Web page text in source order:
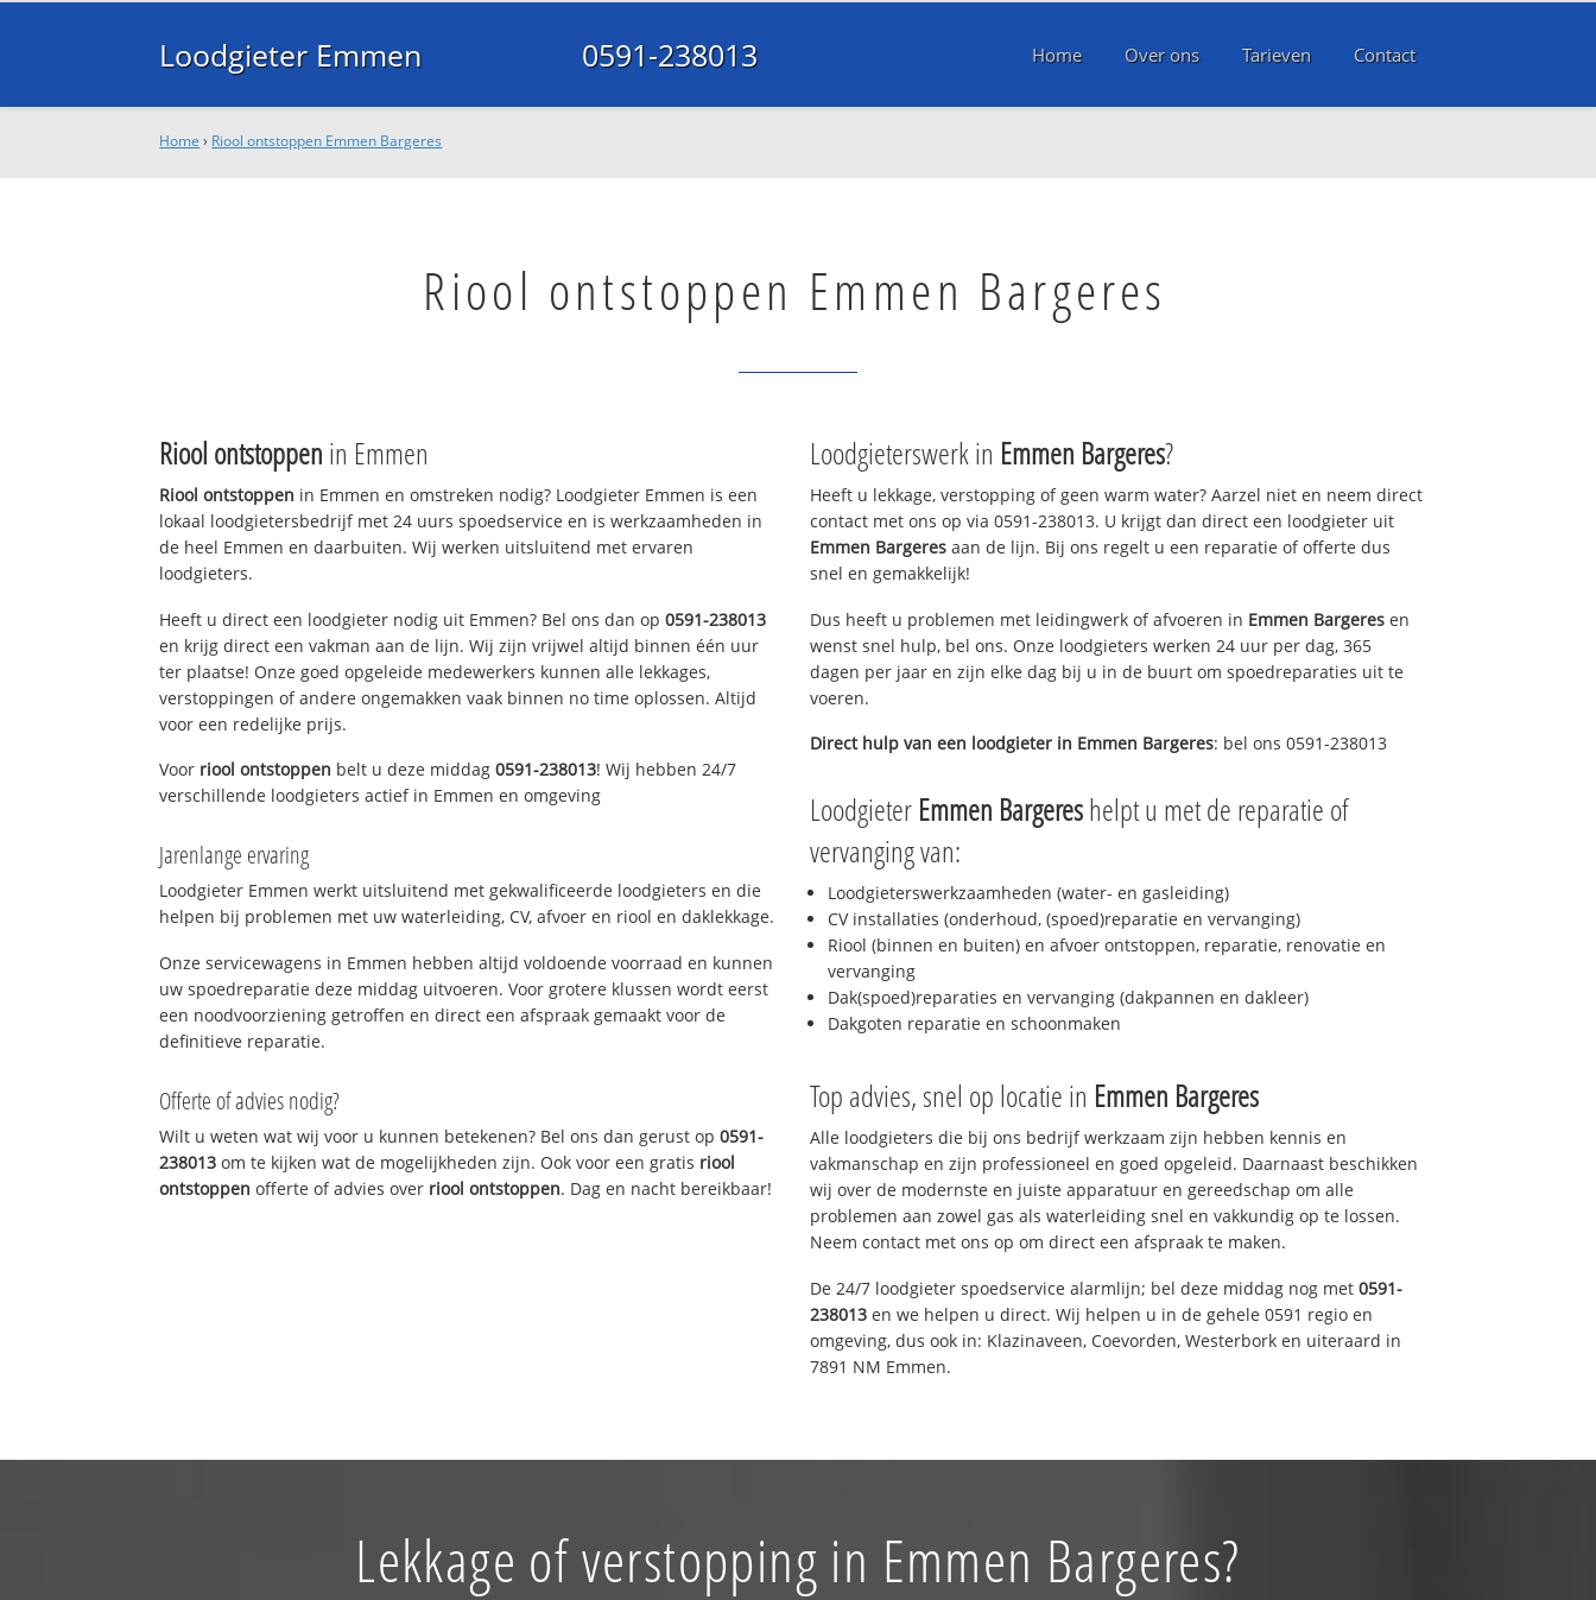
Loodgieter Emmen 0591-238013 Home Over ons Tarieven Contact
Home › Riool ontstoppen Emmen Bargeres
Riool ontstoppen Emmen Bargeres
Riool ontstoppen in Emmen
Riool ontstoppen in Emmen en omstreken nodig? Loodgieter Emmen is een
lokaal loodgietersbedrijf met 24 uurs spoedservice en is werkzaamheden in
de heel Emmen en daarbuiten. Wij werken uitsluitend met ervaren
loodgieters.
Heeft u direct een loodgieter nodig uit Emmen? Bel ons dan op0591-238013
en krijg direct een vakman aan de lijn. Wij zijn vrijwel altijd binnen één uur
ter plaatse! Onze goed opgeleide medewerkers kunnen alle lekkages,
verstoppingen of andere ongemakken vaak binnen no time oplossen. Altijd
voor een redelijke prijs.
Voor riool ontstoppen belt u deze middag0591-238013! Wij hebben 24/7
verschillende loodgieters actief in Emmen en omgeving
Jarenlange ervaring
Loodgieter Emmen werkt uitsluitend met gekwalificeerde loodgieters en die
helpen bij problemen met uw waterleiding, CV, afvoer en riool en daklekkage.
Onze servicewagens in Emmen hebben altijd voldoende voorraad en kunnen
uw spoedreparatie deze middag uitvoeren. Voor grotere klussen wordt eerst
een noodvoorziening getroffen en direct een afspraak gemaakt voor de
definitieve reparatie.
Offerte of advies nodig?
Wilt u weten wat wij voor u kunnen betekenen? Bel ons dan gerust op0591-
238013 om te kijken wat de mogelijkheden zijn. Ook voor een gratis riool
ontstoppen offerte of advies over riool ontstoppen. Dag en nacht bereikbaar!
Loodgieterswerk in Emmen Bargeres?
Heeft u lekkage, verstopping of geen warm water? Aarzel niet en neem direct
contact met ons op via 0591-238013. U krijgt dan direct een loodgieter uit
Emmen Bargeres aan de lijn. Bij ons regelt u een reparatie of offerte dus
snel en gemakkelijk!
Dus heeft u problemen met leidingwerk of afvoeren in Emmen Bargeres en
wenst snel hulp, bel ons. Onze loodgieters werken 24 uur per dag, 365
dagen per jaar en zijn elke dag bij u in de buurt om spoedreparaties uit te
voeren.
Direct hulp van een loodgieter in Emmen Bargeres: bel ons 0591-238013
Loodgieter Emmen Bargereshelpt u met de reparatie of
vervanging van:
Loodgieterswerkzaamheden (water- en gasleiding)
CV installaties (onderhoud, (spoed)reparatie en vervanging)
Riool (binnen en buiten) en afvoer ontstoppen, reparatie, renovatie en
vervanging
Dak(spoed)reparaties en vervanging (dakpannen en dakleer)
Dakgoten reparatie en schoonmaken
Top advies, snel op locatie in Emmen Bargeres
Alle loodgieters die bij ons bedrijf werkzaam zijn hebben kennis en
vakmanschap en zijn professioneel en goed opgeleid. Daarnaast beschikken
wij over de modernste en juiste apparatuur en gereedschap om alle
problemen aan zowel gas als waterleiding snel en vakkundig op te lossen.
Neem contact met ons op om direct een afspraak te maken.
De 24/7 loodgieter spoedservice alarmlijn; bel deze middag nog met 0591-
238013 en we helpen u direct. Wij helpen u in de gehele 0591 regio en
omgeving, dus ook in: Klazinaveen, Coevorden, Westerbork en uiteraard in
7891 NM Emmen.
Lekkage of verstopping in Emmen Bargeres?